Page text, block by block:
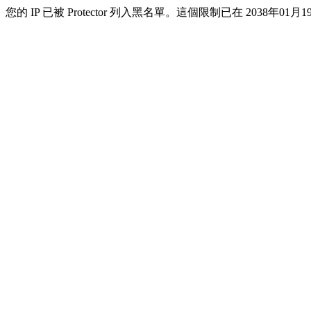
您的 IP 已被 Protector 列入黑名單。這個限制已在 2038年01月